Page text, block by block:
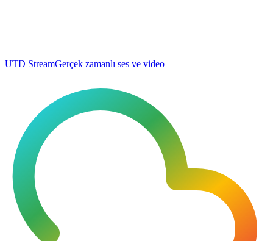
UTD StreamGerçek zamanlı ses ve video